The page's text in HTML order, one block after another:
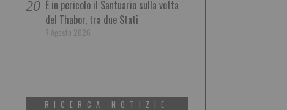
È in pericolo il Santuario sulla vetta
del Thabor, tra due Stati
7 Agosto 2026
RICERCA NOTIZIE